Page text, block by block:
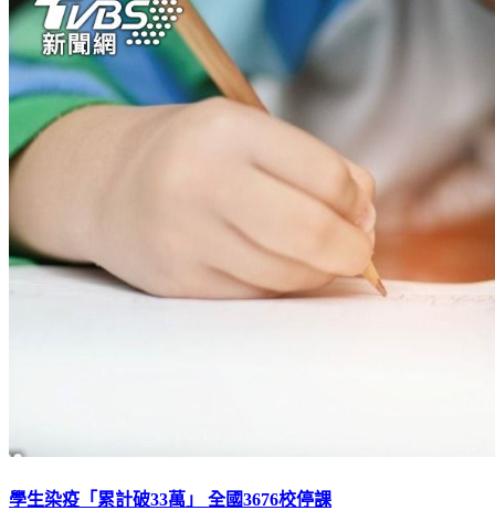
學生染疫「累計破33萬」 全國3676校停課